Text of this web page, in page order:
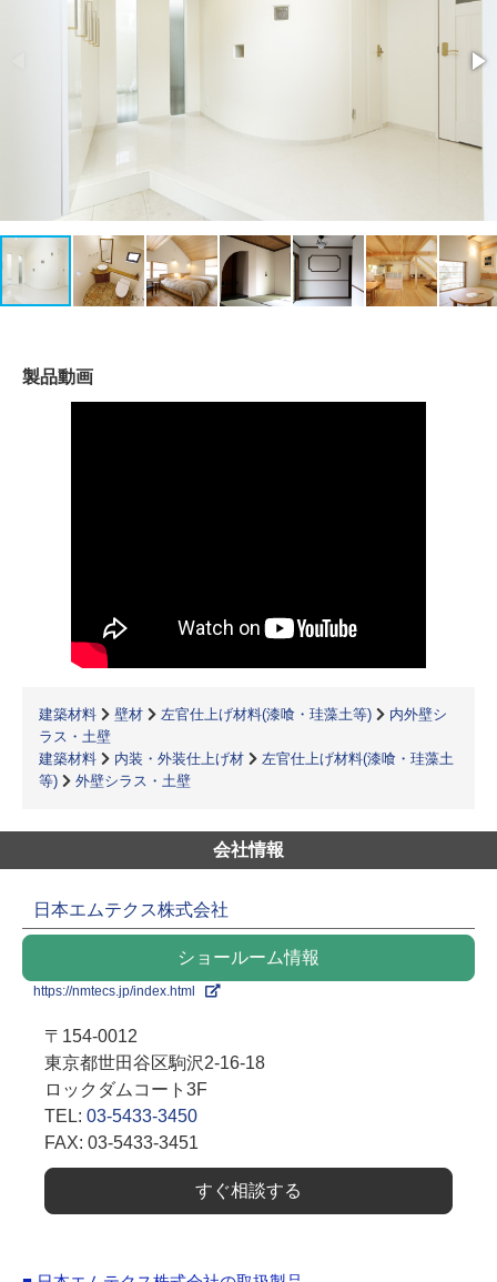
製品動画
建築材料 壁材 左官仕上げ材料(漆喰・珪藻土等)
内外壁シ
ラス・土壁
建築材料
内装・外装仕上げ材
左官仕上げ材料(漆喰・珪藻土
等)
外壁シラス・土壁
会社情報
日本エムテクス株式会社
ショールーム情報
https://nmtecs.jp/index.html
〒154-0012
東京都世田谷区駒沢2-16-18
ロックダムコート3F
TEL: 03-5433-3450
FAX: 03-5433-3451
すぐ相談する